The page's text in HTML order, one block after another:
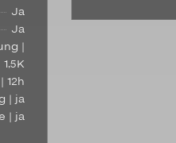
Ja
Ja
|
1,5K
| ja
| ja